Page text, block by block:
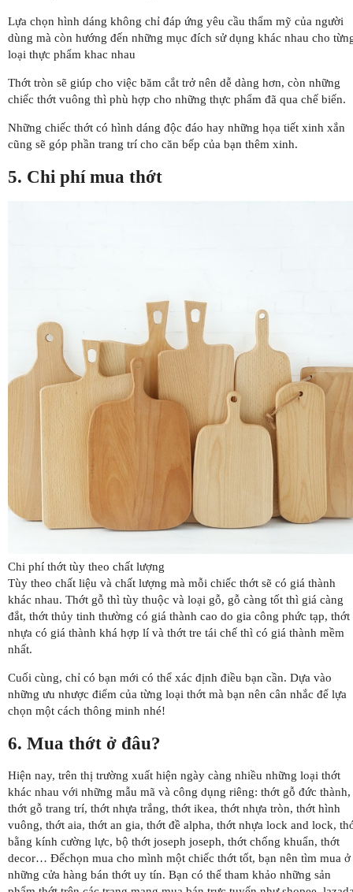
Lựa chọn hình dáng không chỉ đáp ứng yêu cầu thẩm mỹ của người
dùng mà còn hướng đến những mục đích sử dụng khác nhau cho
loại thực phẩm khac nhau
Thớt tròn sẽ giúp cho việc băm cắt trở nên dễ dàng hơn, còn những
chiếc thớt vuông thì phù hợp cho những thực phẩm đã qua chế biến.
Những chiếc thớt có hình dáng độc đáo hay những họa tiết xinh xắn
cũng sẽ góp phần trang trí cho căn bếp của bạn thêm xinh.
5. Chi phí mua thớt
Chi phí thớt tùy theo chất lượng
Tùy theo chất liệu và chất lượng mà mỗi chiếc thớt sẽ có giá thành
khác nhau. Thớt gỗ thì tùy thuộc và loại gỗ, gỗ càng tốt thì giá càng
đắt, thớt thủy tinh thường có giá thành cao do gia công phức tạp, thớt
nhựa có giá thành khá hợp lí và thớt tre tái chế thì có giá thành mềm
nhất.
Cuối cùng, chỉ có bạn mới có thể xác định điều bạn cần. Dựa vào
những ưu nhược điểm của từng loại thớt mà bạn nên cân nhắc để lựa
chọn một cách thông minh nhé!
6. Mua thớt ở đâu?
Hiện nay, trên thị trường xuất hiện ngày càng nhiều những loại thớt
khác nhau với những mẫu mã và công dụng riêng: thớt gỗ đức thành,
thớt gỗ trang trí, thớt nhựa trắng, thớt ikea, thớt nhựa tròn, thớt hình
vuông, thớt aia, thớt an gia, thớt đề alpha, thớt nhựa lock and lock,
bằng kính cường lực, bộ thớt joseph joseph, thớt chống khuẩn, thớt
decor… Đểchọn mua cho mình một chiếc thớt tốt, bạn nên tìm mua ở
những cửa hàng bán thớt uy tín. Bạn có thể tham khảo những sản